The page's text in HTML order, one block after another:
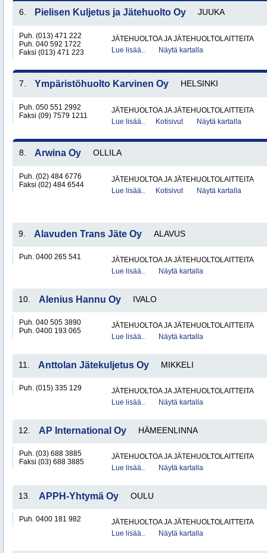
6. Pielisen Kuljetus ja Jätehuolto Oy JUUKA
Puh. (013) 471 222
Puh. 040 592 1722
Faksi (013) 471 223
JÄTEHUOLTOA JA JÄTEHUOLTOLAITTEITA
Lue lisää..
Näytä kartalla
7. Ympäristöhuolto Karvinen Oy HELSINKI
Puh. 050 551 2992
Faksi (09) 7579 1211
JÄTEHUOLTOA JA JÄTEHUOLTOLAITTEITA
Lue lisää..
Kotisivut Näytä kartalla
8. Arwina Oy OLLILA
Puh. (02) 484 6776
Faksi (02) 484 6544
JÄTEHUOLTOA JA JÄTEHUOLTOLAITTEITA
Lue lisää..
Kotisivut Näytä kartalla
9. Alavuden Trans Jäte Oy ALAVUS
Puh. 0400 265 541
JÄTEHUOLTOA JA JÄTEHUOLTOLAITTEITA
Lue lisää..
Näytä kartalla
10. Alenius Hannu Oy IVALO
Puh. 040 505 3890
Puh. 0400 193 065
JÄTEHUOLTOA JA JÄTEHUOLTOLAITTEITA
Lue lisää..
Näytä kartalla
11. Anttolan Jätekuljetus Oy MIKKELI
Puh. (015) 335 129
JÄTEHUOLTOA JA JÄTEHUOLTOLAITTEITA
Lue lisää..
Näytä kartalla
12. AP International Oy HÄMEENLINNA
Puh. (03) 688 3885
Faksi (03) 688 3885
JÄTEHUOLTOA JA JÄTEHUOLTOLAITTEITA
Lue lisää..
Näytä kartalla
13. APPH-Yhtymä Oy OULU
Puh. 0400 181 982
JÄTEHUOLTOA JA JÄTEHUOLTOLAITTEITA
Lue lisää..
Näytä kartalla